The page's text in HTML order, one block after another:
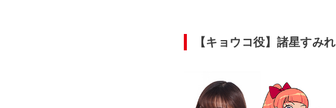
【キョウコ役】諸星すみれ